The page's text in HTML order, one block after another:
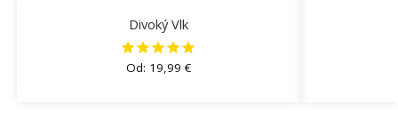
Divoký Vlk
Od: 19,99€